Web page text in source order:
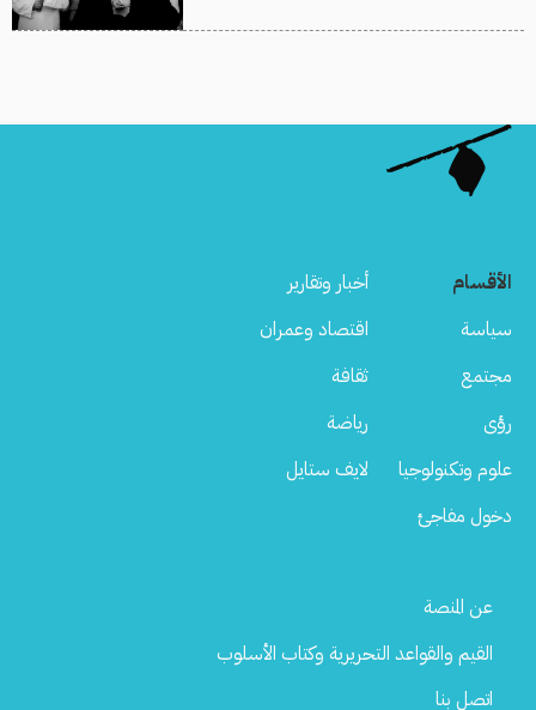
الأقسام
أخبار وتقارير
سياسة
اقتصاد وعمران
مجتمع
ثقافة
رؤى
رياضة
علوم وتكنولوجيا
لايف ستايل
دخول مفاجئ
Footer
عن المنصة
القيم والقواعد التحريرية وكتاب الأسلوب
اتصل بنا